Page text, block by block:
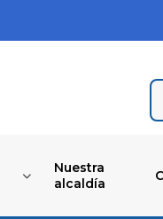
Nuestra
alcaldía